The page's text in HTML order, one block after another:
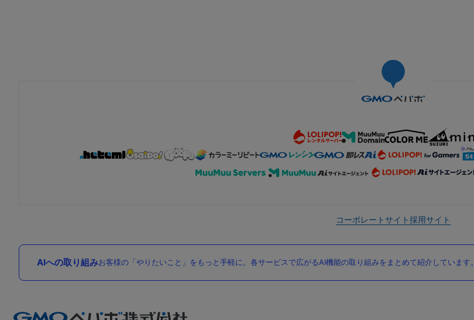
コーポレートサイト採用サイト
AIへの取り組みお客様の「やりたいこと」をもっと手軽に。各サービスで広がるAI機能の取り組みをまとめて紹介しています。